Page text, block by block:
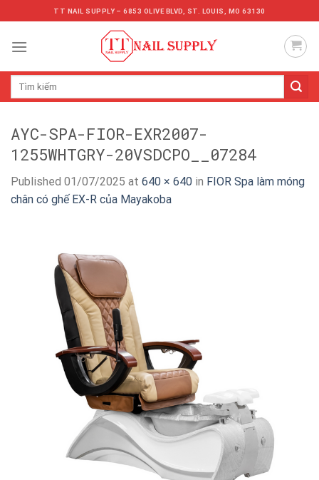
to
content
TT NAIL SUPPLY – 6853 OLIVE BLVD, ST. LOUIS, MO 63130
Tìm
AYC-SPA-FIOR-EXR2007-
1255WHTGRY-20VSDCPO__07284
Published 01/07/2025 at 640 × 640 in FIOR Spa làm móng
chân có ghế EX-R của Mayakoba